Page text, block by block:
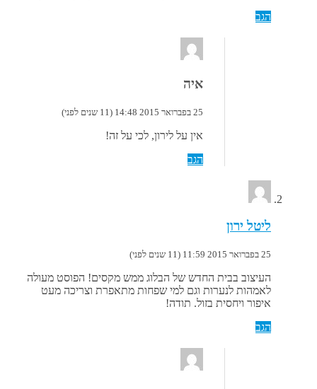
הגב
איה
25 בפברואר 2015 14:48 (11 שנים לפני)
אין על לירון, לכי על זה!
הגב
ליטל ירון
25 בפברואר 2015 11:59 (11 שנים לפני)
העיצוב בבית החדש של הבלוג ממש מקסים! הפוסט מעולה
לאמהות לנערות וגם למי שפחות מתאפרת וצריכה מעט
איפור ויחסית בזול. תודה!
הגב